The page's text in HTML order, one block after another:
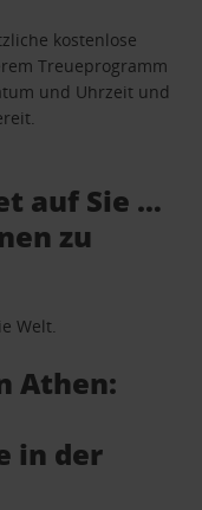
kostenlose
Treueprogramm
und Uhrzeit und
auf Sie …
zu
Welt.
Athen:
in der